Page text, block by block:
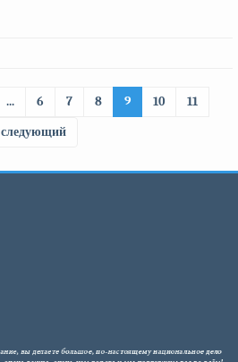
... 6 7 8 9 10
11
следующий